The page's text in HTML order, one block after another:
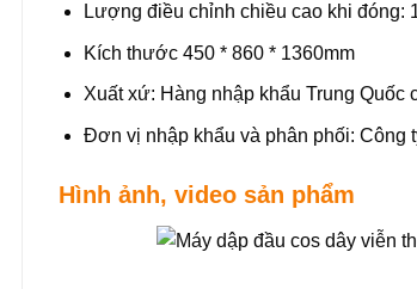
Lượng điều chỉnh chiều cao khi đóng:
Kích thước 450 * 860 * 1360mm
Xuất xứ: Hàng nhập khẩu Trung Quốc
Đơn vị nhập khẩu và phân phối: Công
Hình ảnh, video sản phẩm